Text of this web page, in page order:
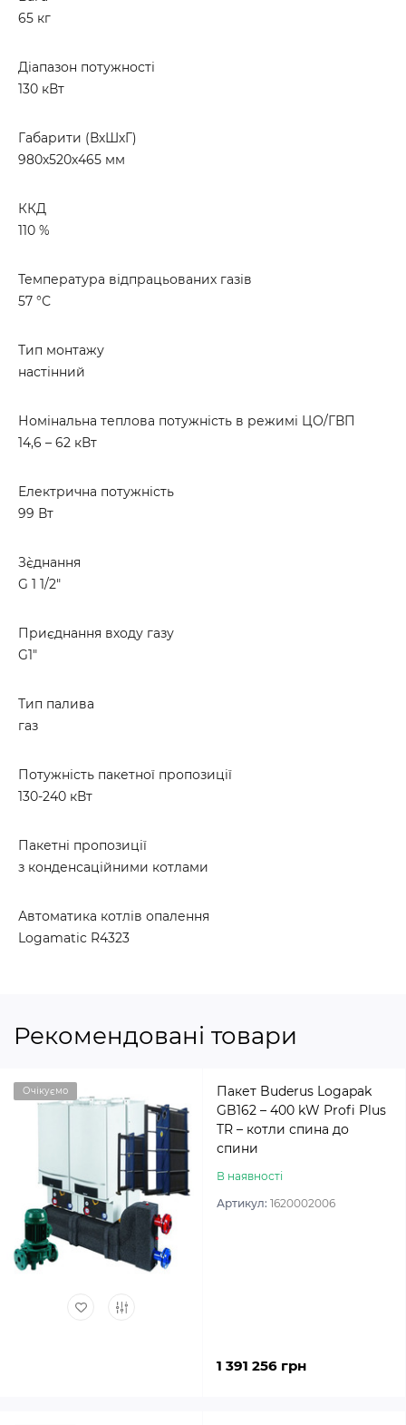
65 кг
Діапазон потужності
130 кВт
Габарити (ВхШхГ)
980х520х465 мм
ККД
110 %
Температура відпрацьованих газів
57 °С
Тип монтажу
настінний
Номінальна теплова потужність в режимі ЦО/ГВП
14,6 – 62 кВт
Електрична потужність
99 Вт
З`єднання
G 1 1/2"
Приєднання входу газу
G1"
Тип палива
газ
Потужність пакетної пропозиції
130-240 кВт
Пакетні пропозиції
з конденсаційними котлами
Автоматика котлів опалення
Logamatic R4323
Рекомендовані товари
Очікуємо
Пакет Buderus Logapak
GB162 – 400 kW Profi Plus
TR – котли спина до
спини
В наявності
Артикул: 1620002006
1 391 256 грн